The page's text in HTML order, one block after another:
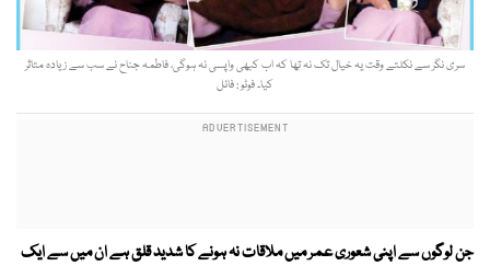
سری نگر سے نکلتے وقت یہ خیال تک نہ تھا کہ اب کبھی واپسی نہ ہوگی، فاطمہ جناح نے سب سے زیادہ متاثر
کیا۔ فوٹو : فائل
جن لوگوں سے اپنی شعوری عمر میں ملاقات نہ ہونے کا شدید قلق ہے ان میں سے ایک